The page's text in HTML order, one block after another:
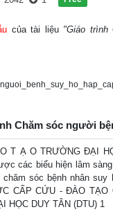
của tài liệu "Giáo trình
Chăm sóc người
T Ạ O TRƯỜNG ĐẠI
các biểu hiện lâm
sóc bệnh nhân
CẤP CỨU - ĐÀO TẠO
HỌC DUY TÂN (DTU) 1